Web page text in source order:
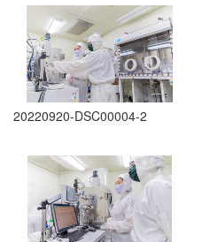
20220920-DSC00004-2